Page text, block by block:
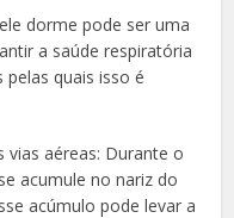
dorme pode ser uma
a saúde respiratória
pelas quais isso é
vias aéreas: Durante o
acumule no nariz do
acúmulo pode levar a